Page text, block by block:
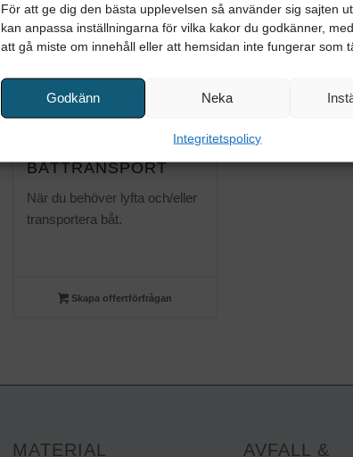
För att ge dig den bästa upplevelsen så använder sig sajten
kan anpassa inställningarna för vilka kakor du godkänner,
att gå miste om innehåll eller att hemsidan inte fungerar som
Godkänn Neka
Integritetspolicy
BÅTTRANSPORT
När du behöver lyfta och/eller
transportera båt.
Skapa offertförfrågan
MATERIAL AVFALL &